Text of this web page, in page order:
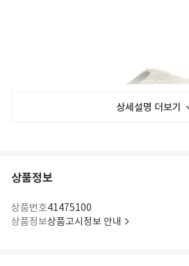
상세설명 더보기
상품정보
상품번호41475100
상품정보상품고시정보 안내